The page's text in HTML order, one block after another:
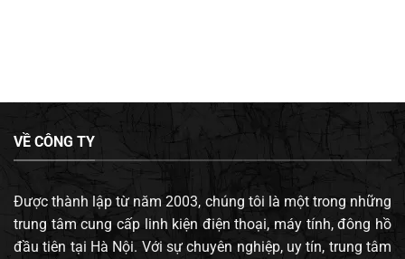
VỀ CÔNG TY
Được thành lập từ năm 2003, chúng tôi là một trong những
trung tâm cung cấp linh kiện điện thoại, máy tính, đông hồ
đầu tiên tại Hà Nội. Với sự chuyên nghiệp, uy tín, trung tâm